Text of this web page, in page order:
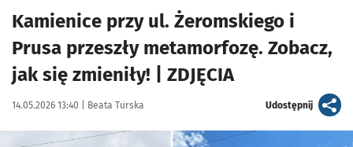
Kamienice przy ul. Żeromskiego i
Prusa przeszły metamorfozę. Zobacz,
jak się zmieniły! | ZDJĘCIA
Data publikacji:
14.05.2026 13:40 | Autor:
Beata Turska Udostępnijartykuł
Kliknij, aby zobaczyć galerię